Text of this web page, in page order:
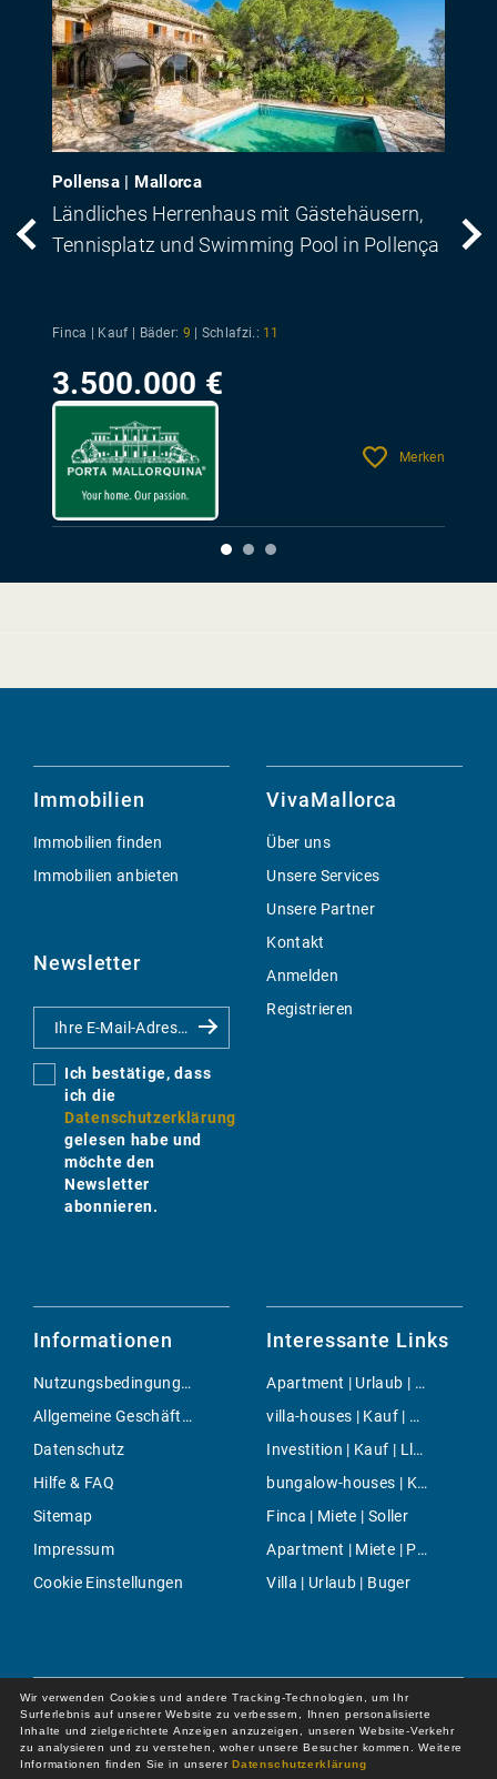
Pollensa | Mallorca
Ländliches Herrenhaus mit Gästehäusern,
Tennisplatz und Swimming Pool in Pollença
Finca | Kauf | Bäder: 9 Schlafzi.: 11
3.500.000 €
Merken
Immobilien
Immobilien finden
Immobilien anbieten
Newsletter
Ich bestätige, dass
ich die
Datenschutzerklärung
gelesen habe und
möchte den
Newsletter
abonnieren.
VivaMallorca
Über uns
Unsere Services
Unsere Partner
Kontakt
Anmelden
Registrieren
Informationen
Nutzungsbedingungen
Allgemeine Geschäftsbedingungen
Datenschutz
Hilfe & FAQ
Sitemap
Impressum
Cookie Einstellungen
Interessante Links
Apartment | Urlaub | Puerto de Pollensa
villa-houses | Kauf | Calvia
Investition | Kauf | Lloseta
bungalow-houses | Kauf | Palmanova
Finca | Miete | Soller
Apartment | Miete | Portals Nous
Villa | Urlaub | Buger
Wir verwenden Cookies und andere Tracking-Technologien, um Ihr
Surferlebnis auf unserer Website zu verbessern, Ihnen personalisierte
Inhalte und zielgerichtete Anzeigen anzuzeigen, unseren Website-Verkehr
zu analysieren und zu verstehen, woher unsere Besucher kommen. Weitere
Informationen finden Sie in unsererDatenschutzerklärung